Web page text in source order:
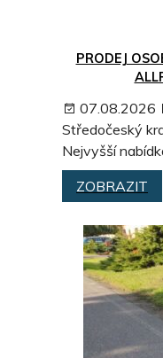
PRODEJ
07.08.2026
Středočeský
Nejvyšší
ZOBRAZIT